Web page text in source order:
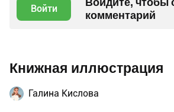
Войти
комментарий
Книжная иллюстрация
Галина Кислова